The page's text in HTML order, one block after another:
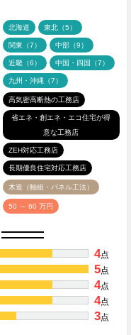
北海道 東北（5）
関東（7） 中部（9）
近畿（6） 中国・四国（7）
九州・沖縄（7）
高気密高断熱の工務店
省エネ・創エネ・エコ住宅が得
意な工務店
ZEH対応工務店
長期優良住宅対応工務店
木造（軸組・パネル工法）
50 ～ 60 万円
4点
5点
4点
4点
3点